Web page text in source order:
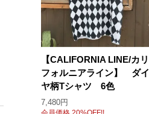
【CALIFORNIA LINE/カリ
フォルニアライン】 ダイ
ヤ柄Tシャツ 6色
7,480円